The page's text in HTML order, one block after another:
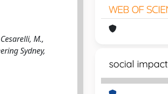
M.,
Sydney,
social impact